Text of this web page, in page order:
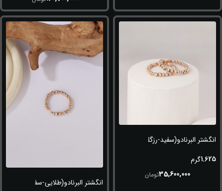
انگشتر البرنادو(سفید-رزگلد)
1.625گرم
35,600,000تومان
انگشتر البرنادو(طلایی-سفید-رزگلد)